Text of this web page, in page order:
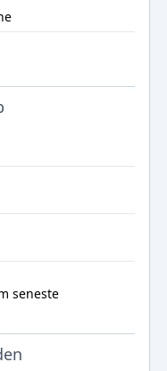
seneste